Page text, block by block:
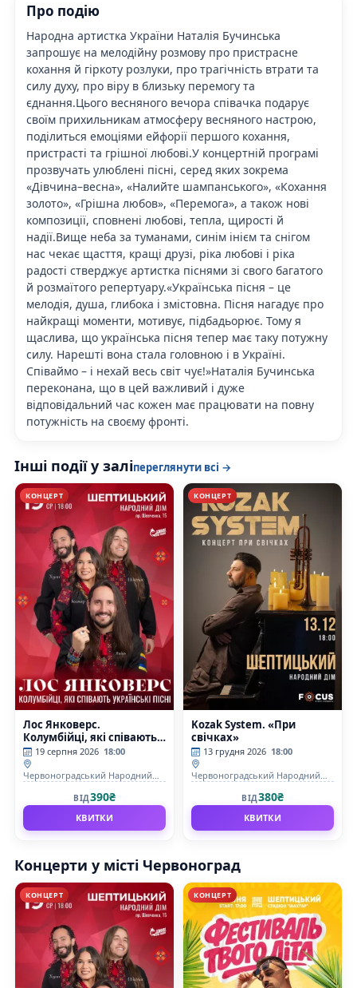
Про подію
Народна артистка України Наталія Бучинська
запрошує на мелодійну розмову про пристрасне
кохання й гіркоту розлуки, про трагічність втрати та
силу духу, про віру в близьку перемогу та
єднання.Цього весняного вечора співачка подарує
своїм прихильникам атмосферу весняного настрою,
поділиться емоціями ейфорії першого кохання,
пристрасті та грішної любові.У концертній програмі
прозвучать улюблені пісні, серед яких зокрема
«Дівчина–весна», «Налийте шампанського», «Кохання
золото», «Грішна любов», «Перемога», а також нові
композиції, сповнені любові, тепла, щирості й
надії.Вище неба за туманами, синім інієм та снігом
нас чекає щасття, кращі друзі, ріка любові і ріка
радості стверджує артистка піснями зі свого багатого
й розмаїтого репертуару.«Українська пісня – це
мелодія, душа, глибока і змістовна. Пісня нагадує про
найкращі моменти, мотивує, підбадьорює. Тому я
щаслива, що українська пісня тепер має таку потужну
силу. Нарешті вона стала головною і в Україні.
Співаймо – і нехай весь світ чує!»Наталія Бучинська
переконана, що в цей важливий і дуже
відповідальний час кожен має працювати на повну
потужність на своєму фронті.
Інші події у заліпереглянути всі →
КОНЦЕРТ
Лос Янковерс.
Колумбійці, які співають
українські пісні
19 серпня 2026 18:00
Червоноградський Народний
ВІД390₴
КВИТКИ
КОНЦЕРТ
Kozak System. «При
свічках»
13 грудня 2026 18:00
Червоноградський Народний
ВІД380₴
КВИТКИ
Концерти у місті Червоноград
КОНЦЕРТ КОНЦЕРТ